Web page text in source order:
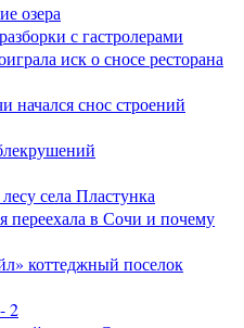
озера
с гастролерами
иск о сносе ресторана
снос строений
села Пластунка
переехала в Сочи и почему
коттеджный поселок
2